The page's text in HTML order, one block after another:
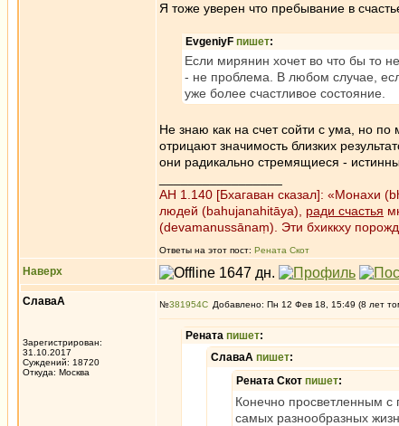
Я тоже уверен что пребывание в
EvgeniyF пишет:
Если мирянин хочет во что бы то
- не проблема. В любом случае,
уже более счастливое состояние.
Не знаю как на счет сойти с ума, но по
отрицают значимость близких
они радикально стремящиеся -
АН 1.140 [Бхагаван сказал]: «Монахи
людей (bahujanahitāya), ради счастья
(devamanussānaṃ). Эти бхиккху
Ответы на этот пост: Рената Скот
Наверх
СлаваА
Зарегистрирован:
31.10.2017
Суждений: 18720
Откуда: Москва
№381954 Добавлено: Пн 12 Фев 18, 15:49 (8 лет
Рената пишет:
СлаваА пишет:
Рената Скот пишет:
Конечно просветленным с
самых разнообразных